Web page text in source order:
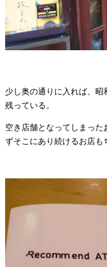
少し奥の通りに入れば、
残っている。
空き店舗となってしまった
ずそこにあり続けるお店も